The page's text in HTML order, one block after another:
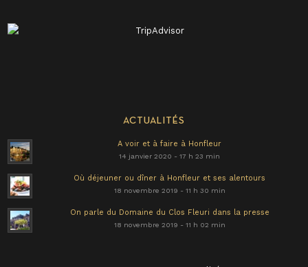
ACTUALITÉS
A voir et à faire à Honfleur
14 janvier 2020 - 17 h 23 min
Où déjeuner ou dîner à Honfleur et ses alentours
18 novembre 2019 - 11 h 30 min
On parle du Domaine du Clos Fleuri dans la presse
18 novembre 2019 - 11 h 02 min